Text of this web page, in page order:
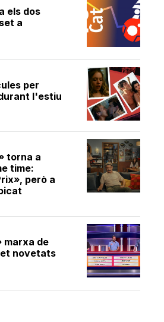
els dos
a
per
l'estiu
torna a
time:
però a
marxa de
novetats